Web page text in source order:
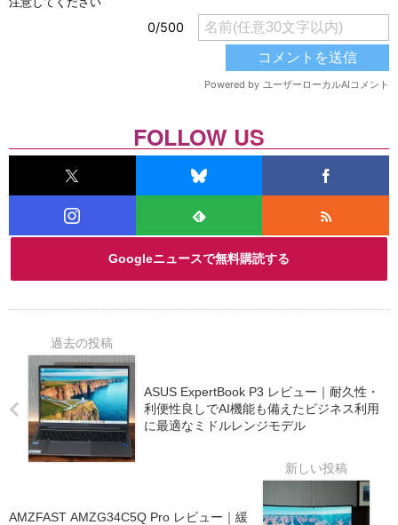
Googleニュースで無料購読する
FOLLOW US
ASUS ExpertBook P3 レビュー｜耐久性・
利便性良しでAI機能も備えたビジネス利用
に最適なミドルレンジモデル
AMZFAST AMZG34C5Q Pro レビュー｜緩